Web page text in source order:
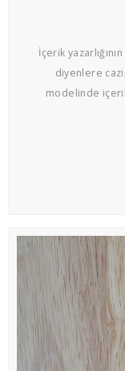
İçerik
diyenlere
modelinde